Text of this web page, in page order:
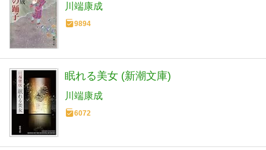
川端康成
9894
眠れる美女 (新潮文庫)
川端康成
6072